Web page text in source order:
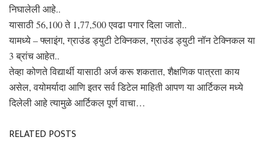
निघालेली आहे..
यासाठी 56,100 ते 1,77,500 एवढा पगार दिला जातो..
यामध्ये – फ्लाइंग, ग्राउंड ड्युटी टेक्निकल, ग्राउंड ड्युटी नॉन टेक्निकल या
3 ब्रांच आहेत..
तेव्हा कोणते विद्यार्थी यासाठी अर्ज करू शकतात, शैक्षणिक पात्रता काय
असेल, वयोमर्यादा आणि इतर सर्व डिटेल माहिती आपण या आर्टिकल मध्ये
दिलेली आहे त्यामुळे आर्टिकल पूर्ण वाचा…
RELATED POSTS